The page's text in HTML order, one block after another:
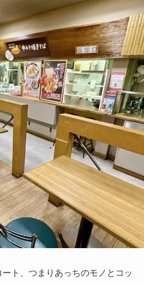
ト、つまりあっちのモノとコッ